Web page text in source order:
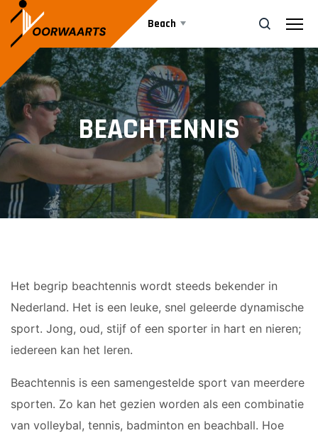
Beach
Vrijwilliger worden
Sponsor worden
Lid worden
Ledenshop
Contact
ZOEK
BEACHTENNIS
Het begrip beachtennis wordt steeds bekender in
Nederland. Het is een leuke, snel geleerde dynamische
sport. Jong, oud, stijf of een sporter in hart en nieren;
iedereen kan het leren.
Beachtennis is een samengestelde sport van meerdere
sporten. Zo kan het gezien worden als een combinatie
van volleybal, tennis, badminton en beachball. Hoe